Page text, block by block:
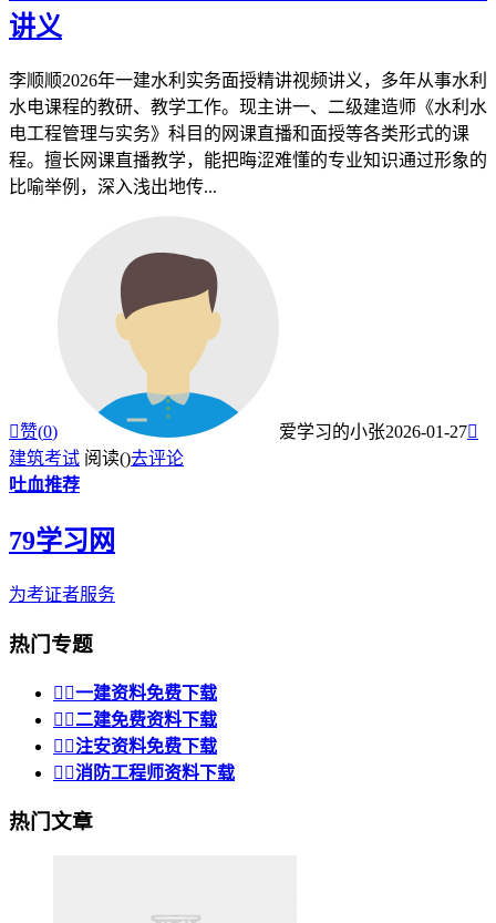
讲义
李顺顺2026年一建水利实务面授精讲视频讲义，多年从事水利
水电课程的教研、教学工作。现主讲一、二级建造师《水利水
电工程管理与实务》科目的网课直播和面授等各类形式的课
程。擅长网课直播教学，能把晦涩难懂的专业知识通过形象的
比喻举例，深入浅出地传...
赞(0) 爱学习的小张2026-01-27
建筑考试 阅读()去评论
吐血推荐
79学习网
为考证者服务
热门专题
 一建资料免费下载
 二建免费资料下载
 注安资料免费下载
 消防工程师资料下载
热门文章